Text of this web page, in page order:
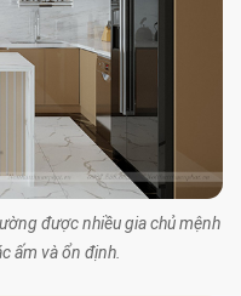
được nhiều gia chủ mệnh
ấm và ổn định.